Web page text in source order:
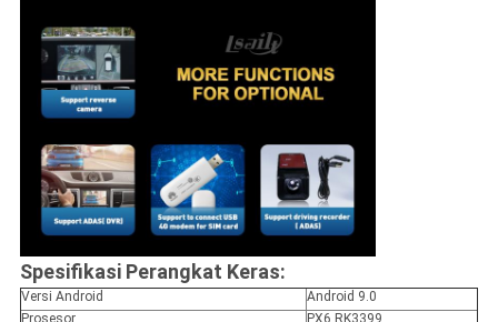
Spesifikasi Perangkat Keras:
Versi Android
Android 9.0
Prosesor
PX6 RK3399